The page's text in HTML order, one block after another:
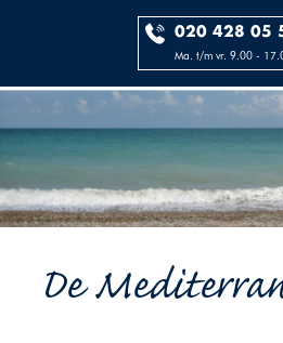
020 428 05
Ma. t/m vr. 9.00 -
De